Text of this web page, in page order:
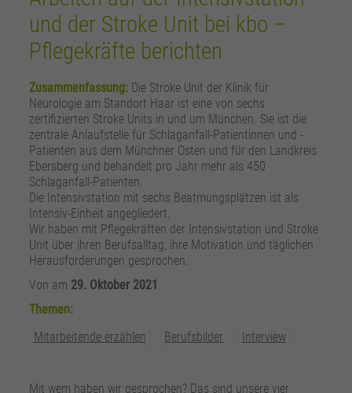
und der Stroke Unit bei kbo –
Pflegekräfte berichten
Zusammenfassung:Die Stroke Unit der Klinik für
Neurologie am Standort Haar ist eine von sechs
zertifizierten Stroke Units in und um München. Sie ist die
zentrale Anlaufstelle für Schlaganfall-Patientinnen und -
Patienten aus dem Münchner Osten und für den Landkreis
Ebersberg und behandelt pro Jahr mehr als 450
Schlaganfall-Patienten.
Die Intensivstation mit sechs Beatmungsplätzen ist als
Intensiv-Einheit angegliedert.
Wir haben mit Pflegekräften der Intensivstation und Stroke
Unit über ihren Berufsalltag, ihre Motivation und täglichen
Herausforderungen gesprochen.
Von am 29. Oktober 2021
Themen:
Mitarbeitende erzählen
Berufsbilder Interview
Mit wem haben wir gesprochen? Das sind unsere vier
Zweck Speichert die Kontrasteinstellung der Webseite.
zusätzliche Informationen anzubieten.